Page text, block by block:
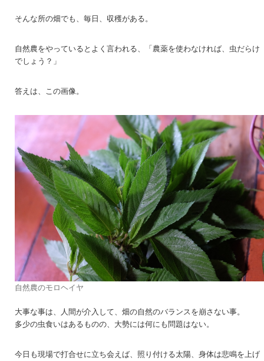
そんな所の畑でも、毎日、収穫がある。
自然農をやっているとよく言われる、「農薬を使わなければ、虫だらけ
でしょう？」
答えは、この画像。
自然農のモロヘイヤ
大事な事は、人間が介入して、畑の自然のバランスを崩さない事。
多少の虫食いはあるものの、大勢には何にも問題はない。
今日も現場で打合せに立ち会えば、照り付ける太陽、身体は悲鳴を上げ